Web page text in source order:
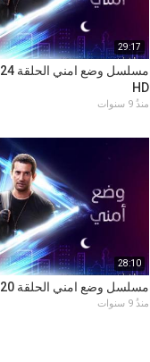
29:17
HD
منذُ 9 سنوات
28:10
مسلسل وضع امني الحلقة 20 العشرون HD
منذُ 9 سنوات